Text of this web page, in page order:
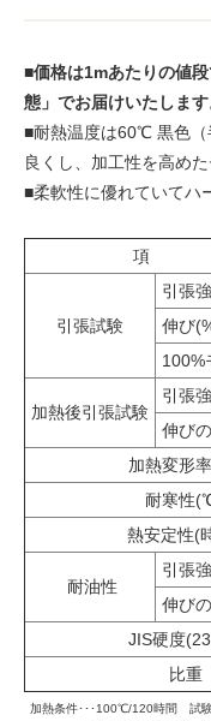
■価格は1mあたりの値
態」でお届けいたします
■耐熱温度は60℃ 黒色（
良くし、加工性を高めた
■柔軟性に優れていてハ
項
引張試験
引張
伸び
100%
加熱後引張試験
引張
伸び
加熱変形
耐寒性
熱安定性(
耐油性
引張
伸び
JIS硬度
比重
加熱条件･･･100℃/120時間 試